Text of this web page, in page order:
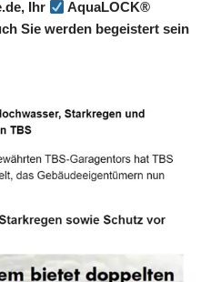
Ihr
AquaLOCK®
Sie werden begeistert sein